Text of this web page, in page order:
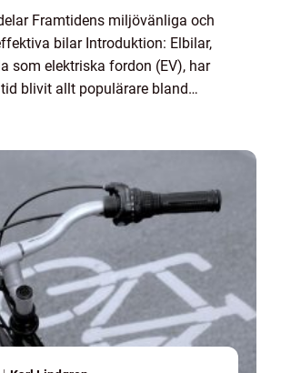
Framtidens miljövänliga och
bilar Introduktion: Elbilar,
som elektriska fordon (EV), har
blivit allt populärare bland